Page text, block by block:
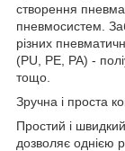
створення
пневмосистем.
різних
(PU, PE, PA) -
тощо.
Зручна і проста
Простий і
дозволяє однією